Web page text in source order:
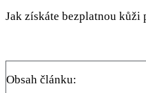
Jak získáte bezplatnou
Obsah článku: